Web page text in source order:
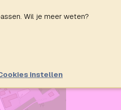
Wil je meer weten?
instellen